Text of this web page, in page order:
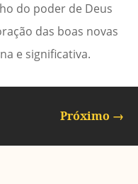
do poder de Deus
das boas novas
e significativa.
Próximo →